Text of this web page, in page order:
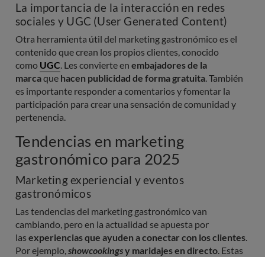
La importancia de la interacción en redes
sociales y UGC (User Generated Content)
Otra herramienta útil del marketing gastronómico es el
contenido que crean los propios clientes, conocido
como UGC. Les convierte en embajadores de la
marcaque hacen publicidad de forma gratuita. También
es importante responder a comentarios y fomentar la
participación para crear una sensación de comunidad y
pertenencia.
Tendencias en marketing
gastronómico para 2025
Marketing experiencial y eventos
gastronómicos
Las tendencias del marketing gastronómico van
cambiando, pero en la actualidad se apuesta por
las experiencias que ayuden a conectar con los clientes.
Por ejemplo, showcookings y maridajes en directo. Estas